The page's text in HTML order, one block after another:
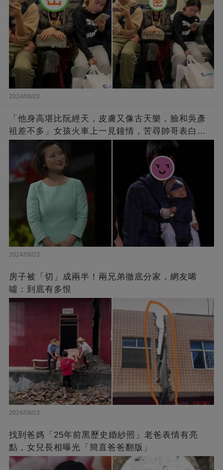
2024/09/23
「他身高堪比阮經天，皮膚又像古天樂，臉和吳彥
祖差不多」女孩火車上一見鐘情，苦尋帥哥表白，
最后卻尷尬不已
2024/09/23
房子被「切」成兩半！兩兄弟徹底分家，網友唏
噓：到底有多恨
2024/09/23
找到爸媽「25年前黑歷史婚紗照」老爸表情有亮
點，女兒長相曝光「簡直爸爸翻版」